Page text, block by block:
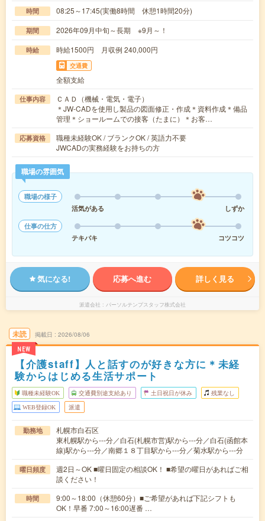
時間 08:25～17:45(実働8時間 休憩1時間20分)
期間 2026年09月中旬～長期 ※9月～！
時給 時給1500円 月収例 240,000円
交通費
全額支給
仕事内容
ＣＡＤ（機械・電気・電子）
＊JW-CADを使用し製品の図面修正・作成＊資料作成＊備品
管理＊ショールームでの接客（たまに）＊お客…
応募資格
職種未経験OK / ブランクOK / 英語力不要
JWCADの実務経験をお持ちの方
職場の雰囲気
職場の様子
活気がある
しずか
仕事の仕方
テキパキ
コツコツ
気になる! 応募へ進む 詳しく見る
派遣会社 パーソルテンプスタッフ株式会社
未読
NEW
掲載日 2026/08/06
【介護staff】人と話すのが好きな方に＊未経
験からはじめる生活サポート
職種未経験OK 交通費別途支給あり 土日祝日が休み 残業なし
WEB登録OK 派遣
勤務地
札幌市白石区
東札幌駅から---分／白石(札幌市営)駅から---分／白石(函館本
線)駅から---分／南郷１８丁目駅から---分／菊水駅から---分
曜日頻度
週2日～OK ■曜日固定の相談OK！ ■希望の曜日があればご相
談ください！
時間
9:00～18:00（休憩60分）■ご希望があれば下記シフトも
OK！早番 7:00～16:00遅番 …